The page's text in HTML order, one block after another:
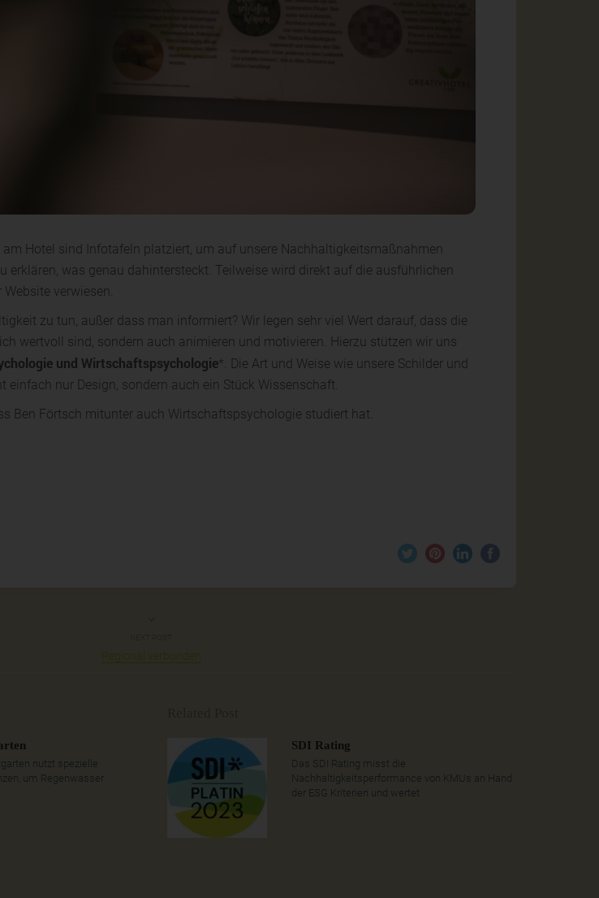
am Hotel sind Infotafeln platziert, um auf unsere Nachhaltigkeitsmaßnahmen
erklären, was genau dahintersteckt. Teilweise wird direkt auf die ausführlichen
verwiesen.
zu tun, außer dass man informiert? Wir legen sehr viel Wert darauf, dass die
wertvoll sind, sondern auch animieren und motivieren. Hierzu stützen wir uns
und Wirtschaftspsychologie*. Die Art und Weise wie unsere Schilder und
einfach nur Design, sondern auch ein Stück Wissenschaft.
Ben Förtsch mitunter auch Wirtschaftspsychologie studiert hat.
Regional verbunden
nutzt spezielle
um Regenwasser
SDI Rating
Das SDI Rating misst die
Nachhaltigkeitsperformance von KMUs an Hand
der ESG Kriterien und wertet